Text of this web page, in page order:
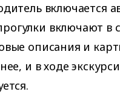
включается
включают в
описания и
и в ходе